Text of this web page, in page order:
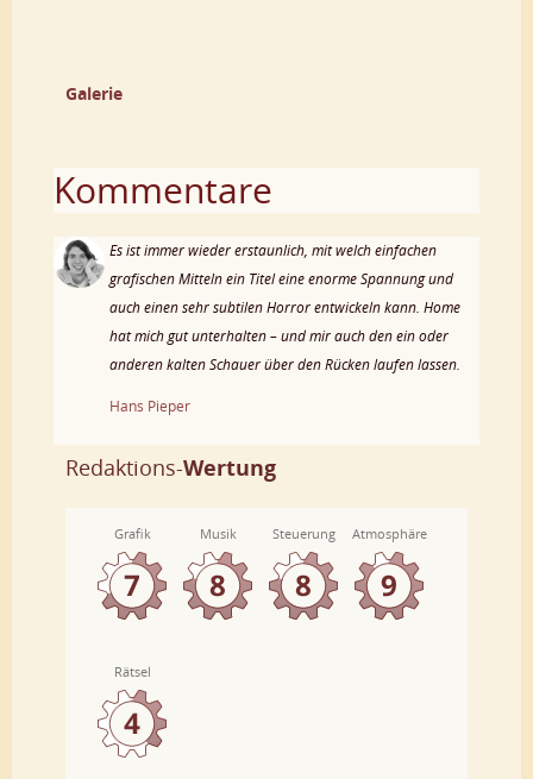
Galerie
Kommentare
Es ist immer wieder erstaunlich, mit welch einfachen
grafischen Mitteln ein Titel eine enorme Spannung und
auch einen sehr subtilen Horror entwickeln kann. Home
hat mich gut unterhalten – und mir auch den ein oder
anderen kalten Schauer über den Rücken laufen lassen.
Hans Pieper
Redaktions-Wertung
Grafik Musik Steuerung Atmosphäre
Rätsel